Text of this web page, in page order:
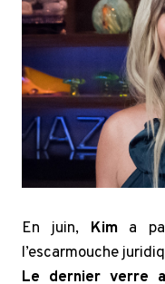
En juin, Kima
l’escarmouche
Le dernier verre